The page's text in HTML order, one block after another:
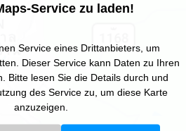
Service zu laden!
Service eines Drittanbieters, um
Dieser Service kann Daten zu Ihren
Bitte lesen Sie die Details durch und
des Service zu, um diese Karte
anzuzeigen.